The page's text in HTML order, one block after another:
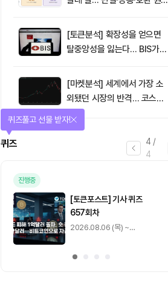
명
[토큰분석] 확장성을 얻으면
탈중앙성을 잃는다… BIS가
학’
[마켓분석] 세계에서 가장 소
외됐던 시장의 반격… 코스피
대규모 숏스퀴즈
1/
미션
매일 미션을 완료하고 보상을 획득!
기사 스탬프 0